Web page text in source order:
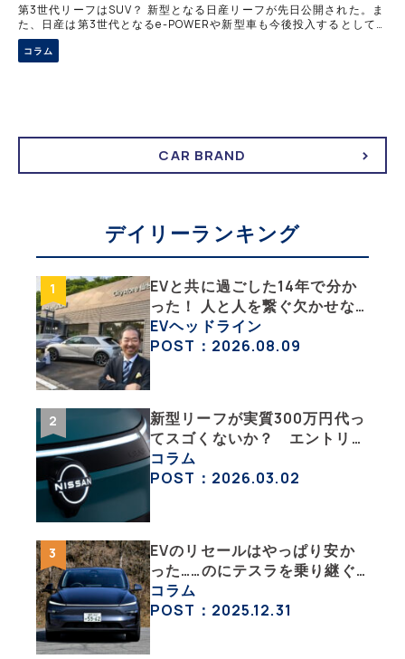
第3世代リーフはSUV？ 新型となる日産リーフが先日公開された。ま
た、日産は第3世代となるe-POWERや新型車も今後投入するとして
準備を進めている。今後の巻き返しに注目したい。 日産が6月3日、
第3世代「
コラム
CAR BRAND
デイリーランキング
EVと共に過ごした14年で分か
った！ 人と人を繋ぐ欠かせな
い相棒、それがEV!!【EV総合
研究所のリアルEVライフ：そ
EVヘッドライン
POST：2026.08.09
新型リーフが実質300万円代っ
てスゴくないか？ エントリー
グレード「B5」の中身を詳細
チェックした
コラム
POST：2026.03.02
EVのリセールはやっぱり安か
った……のにテスラを乗り継ぐ
ってどういうこと？ 【テスラ
沼にはまった大学教授のEV生
コラム
POST：2025.12.31